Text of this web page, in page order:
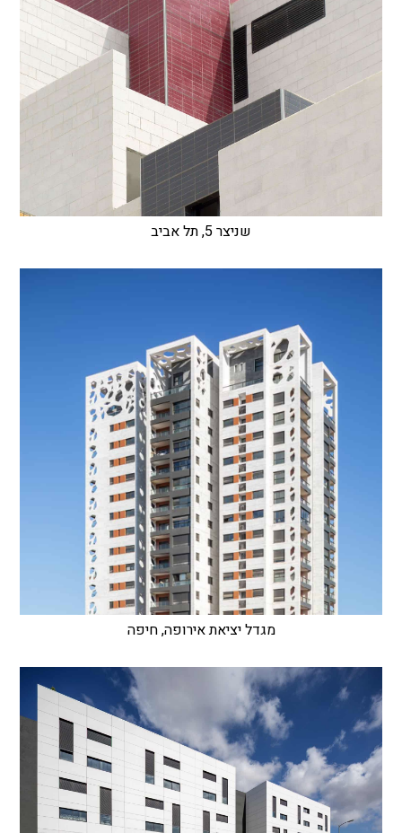
שניצר 5, תל אביב
מגדל יציאת אירופה, חיפה